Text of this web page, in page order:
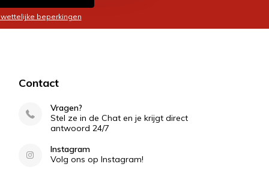
beperkingen
Contact
Vragen?
Stel ze in de Chat en je krijgt direct
antwoord 24/7
Instagram
Volg ons op Instagram!